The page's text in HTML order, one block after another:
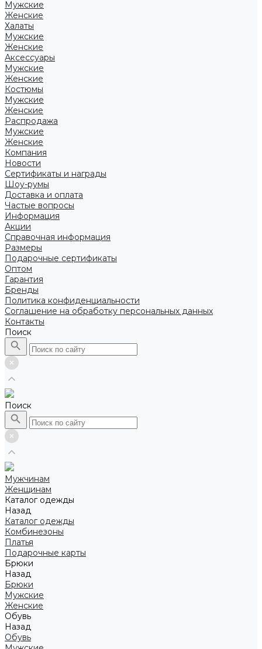
Мужские
Женские
Халаты
Мужские
Женские
Аксессуары
Мужские
Женские
Костюмы
Мужские
Женские
Распродажа
Мужские
Женские
Компания
Новости
Сертификаты и награды
Шоу-румы
Доставка и оплата
Частые вопросы
Информация
Акции
Справочная информация
Размеры
Подарочные сертификаты
Оптом
Гарантия
Бренды
Политика конфиденциальности
Соглашение на обработку персональных данных
Контакты
Поиск
Поиск
Мужчинам
Женщинам
Каталог одежды
Назад
Каталог одежды
Комбинезоны
Платья
Подарочные карты
Брюки
Назад
Брюки
Мужские
Женские
Обувь
Назад
Обувь